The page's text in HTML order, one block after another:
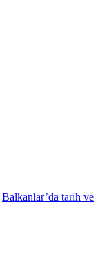
Balkanlar’da tarih ve